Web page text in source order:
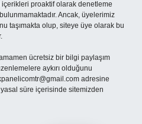
proaktif olarak denetleme
Ancak, üyelerimiz
taşımakta olup, siteye üye olarak bu
ücretsiz bir bilgi paylaşım
aykırı olduğunu
adresine
süre içerisinde sitemizden